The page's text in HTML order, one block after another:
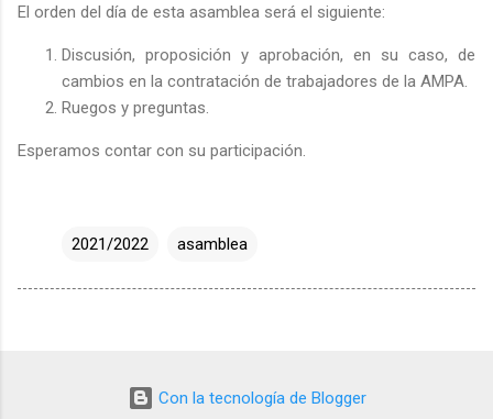
El orden del día de esta asamblea será el siguiente:
Discusión, proposición y aprobación, en su caso, de
cambios en la contratación de trabajadores de la AMPA.
Ruegos y preguntas.
Esperamos contar con su participación.
2021/2022 asamblea
Con la tecnología de Blogger